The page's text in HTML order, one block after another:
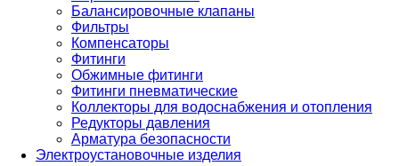
Балансировочные клапаны
Фильтры
Компенсаторы
Фитинги
Обжимные фитинги
Фитинги пневматические
Коллекторы для водоснабжения и отопления
Редукторы давления
Арматура безопасности
Электроустановочные изделия